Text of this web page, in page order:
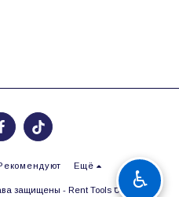
♿
Ещё
защищены - Rent Tools רנטולס